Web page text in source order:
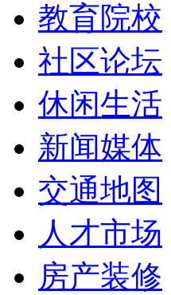
教育院校
社区论坛
休闲生活
新闻媒体
交通地图
人才市场
房产装修